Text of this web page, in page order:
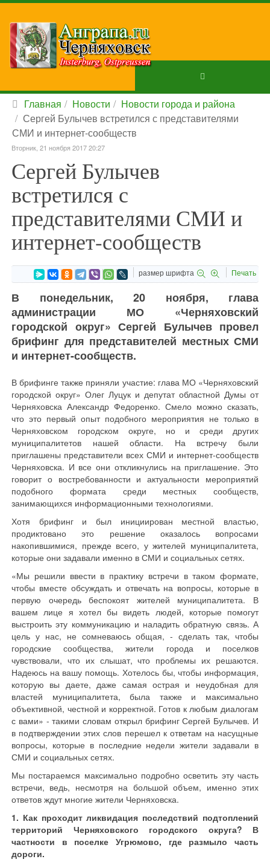
Главная Новости
Новости города и района
Сергей Булычев встретился с представителями
СМИ и интернет-сообществ
Вторник, 21 ноября 2017 20:27
Сергей Булычев
встретился с
представителями СМИ и
интернет-сообществ
размер шрифта Печать
В понедельник, 20 ноября, глава
администрации МО «Черняховский
городской округ» Сергей Булычев провел
брифинг для представителей местных СМИ
и интернет-сообществ.
В брифинге также приняли участие: глава МО «Черняховский
городской округ» Олег Луцук и депутат областной Думы от
Черняховска Александр Федоренко. Смело можно сказать,
что это первый опыт подобного мероприятия не только в
Черняховском городском округе, но и среди других
муниципалитетов нашей области. На встречу были
приглашены представители всех СМИ и интернет-сообществ
Черняховска. И все они откликнулись на приглашение. Это
говорит о востребованности и актуальности мероприятий
подобного формата среди местных сообществ,
занимающихся информационными технологиями.
Хотя брифинг и был инициирован местной властью,
продиктовано это решение оказалось вопросами
накопившимися, прежде всего, у жителей муниципалитета,
которые они задавали именно в СМИ и социальных сетях.
«Мы решили ввести в практику встречи в таком формате,
чтобы вместе обсуждать и отвечать на вопросы, которые в
первую очередь беспокоят жителей муниципалитета. В
вашем лице я хотел бы видеть людей, которые помогут
выстроить эту коммуникацию и наладить обратную связь. А
цель у нас, не сомневаюсь общая, - сделать так, чтобы
городские сообщества, жители города и поселков
чувствовали, что их слышат, что проблемы их решаются.
Надеюсь на вашу помощь. Хотелось бы, чтобы информация,
которую вы даете, даже самая острая и неудобная для
властей муниципалитета, была также и максимально
объективной, честной и корректной. Готов к любым диалогам
с вами» - такими словам открыл брифинг Сергей Булычев. И
в подтверждении этих слов перешел к ответам на насущные
вопросы, которые в последние недели жители задавали в
СМИ и социальных сетях.
Мы постараемся максимально подробно осветить эту часть
встречи, ведь, несмотря на большой объем, именно этих
ответов ждут многие жители Черняховска.
1. Как проходит ликвидация последствий подтоплений
территорий Черняховского городского округа? В
частности в поселке Угрюмово, где размыло часть
дороги.